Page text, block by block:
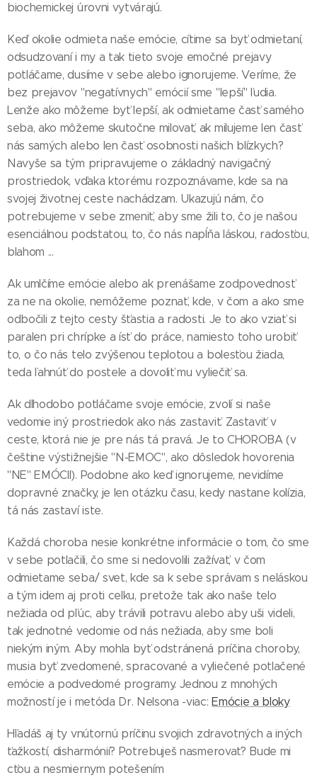
biochemickej úrovni vytvárajú.
Keď okolie odmieta naše emócie, cítime sa byť odmietaní,
odsudzovaní i my a tak tieto svoje emočné prejavy
potláčame, dusíme v sebe alebo ignorujeme. Veríme, že
bez prejavov "negatívnych" emócií sme "lepší" ľudia.
Lenže ako môžeme byť lepší, ak odmietame časť samého
seba, ako môžeme skutočne milovať, ak milujeme len časť
nás samých alebo len časť osobnosti našich blízkych?
Navyše sa tým pripravujeme o základný navigačný
prostriedok, vďaka ktorému rozpoznávame, kde sa na
svojej životnej ceste nachádzam. Ukazujú nám, čo
potrebujeme v sebe zmeniť, aby sme žili to, čo je našou
esenciálnou podstatou, to, čo nás napĺňa láskou, radosťou,
blahom ...
Ak umlčíme emócie alebo ak prenášame zodpovednosť
za ne na okolie, nemôžeme poznať, kde, v čom a ako sme
odbočili z tejto cesty šťastia a radosti. Je to ako vziať si
paralen pri chrípke a ísť do práce, namiesto toho urobiť
to, o čo nás telo zvýšenou teplotou a bolesťou žiada,
teda ľahnúť do postele a dovoliť mu vyliečiť sa.
Ak dlhodobo potláčame svoje emócie, zvolí si naše
vedomie iný prostriedok ako nás zastaviť. Zastaviť v
ceste, ktorá nie je pre nás tá pravá. Je to CHOROBA (v
češtine výstižnejšie "N-EMOC", ako dôsledok hovorenia
"NE" EMÓCII). Podobne ako keď ignorujeme, nevidíme
dopravné značky, je len otázku času, kedy nastane kolízia,
tá nás zastaví iste.
Každá choroba nesie konkrétne informácie o tom, čo sme
v sebe potlačili, čo sme si nedovolili zažívať, v čom
odmietame seba/ svet, kde sa k sebe správam s neláskou
a tým idem aj proti celku, pretože tak ako naše telo
nežiada od pľúc, aby trávili potravu alebo aby uši videli,
tak jednotné vedomie od nás nežiada, aby sme boli
niekým iným. Aby mohla byť odstránená príčina choroby,
musia byť zvedomené, spracované a vyliečené potlačené
emócie a podvedomé programy. Jednou z mnohých
možností je i metóda Dr. Nelsona -viac:Emócie a bloky
Hľadáš aj ty vnútornú príčinu svojich zdravotných a iných
ťažkostí, disharmónií? Potrebuješ nasmerovať? Bude mi
cťou a nesmiernym potešením